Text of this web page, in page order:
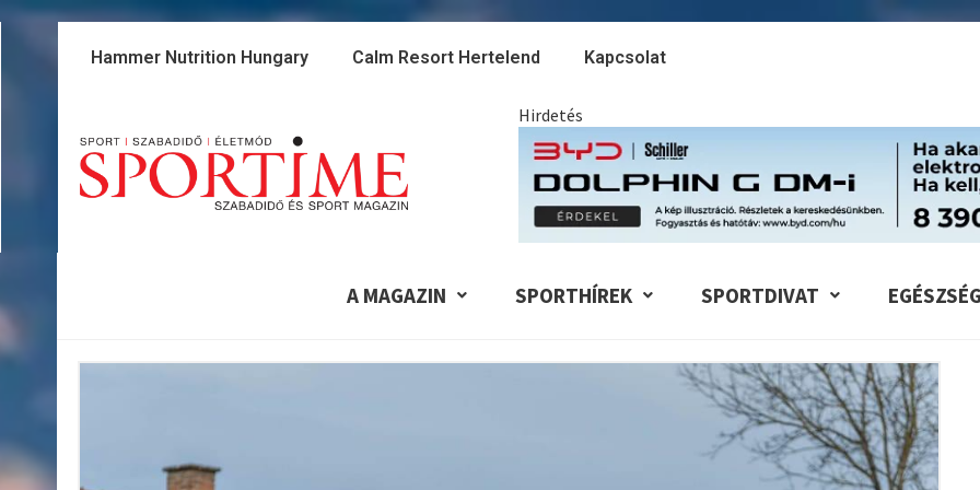
Skip
Hammer Nutrition Hungary Calm Resort Hertelend Kapcsolat
Hirdetés
A MAGAZIN SPORTHÍREK SPORTDIVAT EGÉSZSÉG